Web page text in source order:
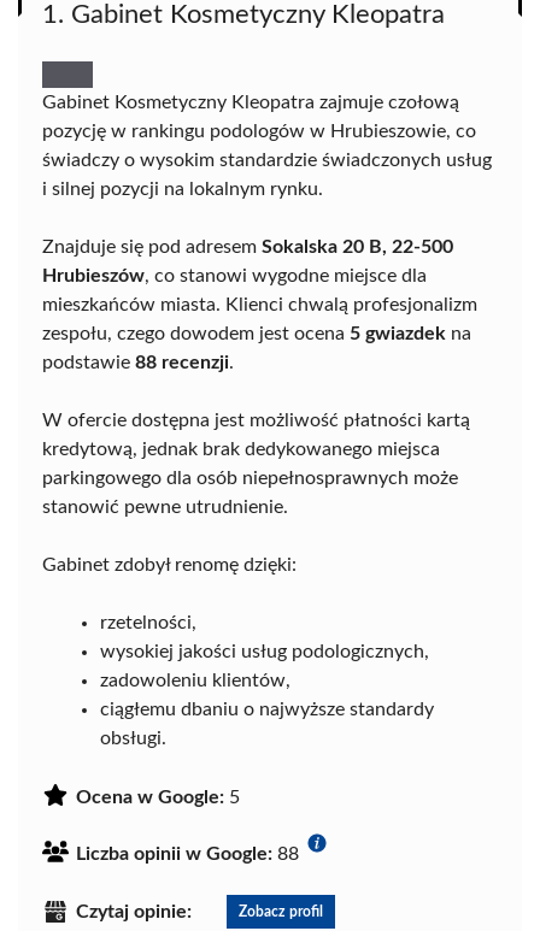
1. Gabinet Kosmetyczny Kleopatra
Gabinet Kosmetyczny Kleopatra zajmuje czołową
pozycję w rankingu podologów w Hrubieszowie, co
świadczy o wysokim standardzie świadczonych usług
i silnej pozycji na lokalnym rynku.
Znajduje się pod adresem Sokalska 20 B, 22-500
Hrubieszów, co stanowi wygodne miejsce dla
mieszkańców miasta. Klienci chwalą profesjonalizm
zespołu, czego dowodem jest ocena 5 gwiazdek na
podstawie 88 recenzji.
W ofercie dostępna jest możliwość płatności kartą
kredytową, jednak brak dedykowanego miejsca
parkingowego dla osób niepełnosprawnych może
stanowić pewne utrudnienie.
Gabinet zdobył renomę dzięki:
rzetelności,
wysokiej jakości usług podologicznych,
zadowoleniu klientów,
ciągłemu dbaniu o najwyższe standardy
obsługi.
Ocena w Google: 5
Liczba opinii w Google: 88
Czytaj opinie: Zobacz profil